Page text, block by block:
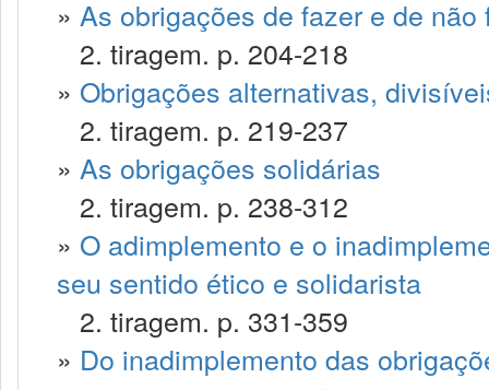
» As obrigações de fazer e de não
2. tiragem. p. 204-218
» Obrigações alternativas,
2. tiragem. p. 219-237
» As obrigações solidárias
2. tiragem. p. 238-312
» O adimplemento e o
seu sentido ético e solidarista
2. tiragem. p. 331-359
» Do inadimplemento das